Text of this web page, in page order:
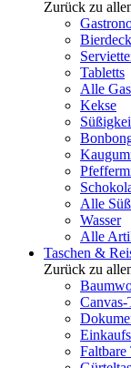
Zurück zu
Tabletts
Alle
Kekse
Alle
Wasser
Alle
Taschen &
Zurück zu
Canvas-
Faltbare